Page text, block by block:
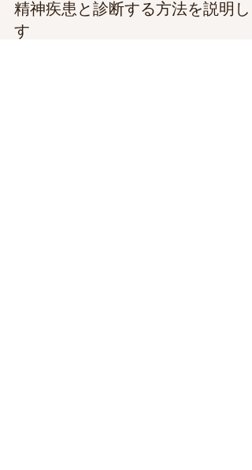
精神疾患と診断する方法を説明し
す